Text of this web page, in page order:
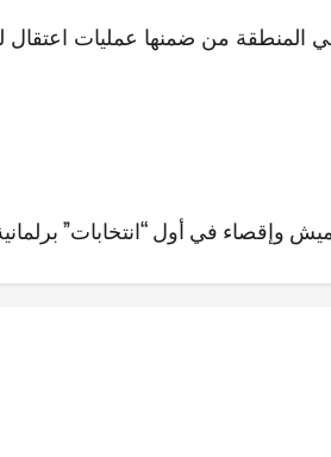
المنطقة من ضمنها عمليات اعتقال
وإقصاء في أول “انتخابات”